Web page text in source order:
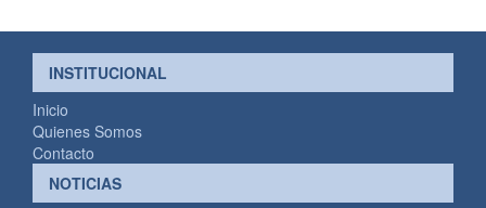
INSTITUCIONAL
Inicio
Quienes Somos
Contacto
NOTICIAS